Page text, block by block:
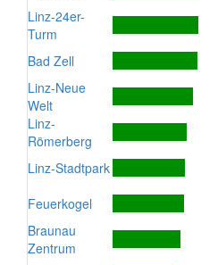
Linz-24er-
Turm
Bad Zell
Linz-Neue
Welt
Linz-
Römerberg
Linz-Stadtpark
Feuerkogel
Braunau
Zentrum